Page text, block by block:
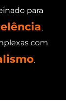
para
,
com
.